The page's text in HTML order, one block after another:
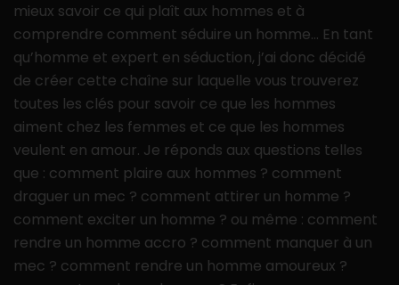
mieux savoir ce qui plaît aux hommes et à
comprendre comment séduire un homme… En tant
qu’homme et expert en séduction, j’ai donc décidé
de créer cette chaîne sur laquelle vous trouverez
toutes les clés pour savoir ce que les hommes
aiment chez les femmes et ce que les hommes
veulent en amour. Je réponds aux questions telles
que : comment plaire aux hommes ? comment
draguer un mec ? comment attirer un homme ?
comment exciter un homme ? ou même : comment
rendre un homme accro ? comment manquer à un
mec ? comment rendre un homme amoureux ?